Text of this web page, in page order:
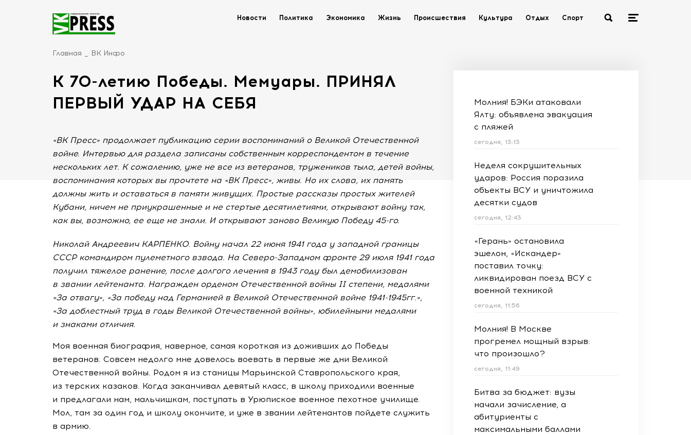
Новости Политика Экономика Жизнь Происшествия Культура Отдых Спорт
Главная ВК Инфо
К 70-летию Победы. Мемуары. ПРИНЯЛ
ПЕРВЫЙ УДАР НА СЕБЯ
«ВК Пресс» продолжает публикацию серии воспоминаний о Великой Отечественной
войне. Интервью для раздела записаны собственным корреспондентом в течение
нескольких лет. К сожалению, уже не все из ветеранов, тружеников тыла, детей войны,
воспоминания которых вы прочтете на «ВК Пресс», живы. Но их слова, их память
должны жить и оставаться в памяти живущих. Простые рассказы простых жителей
Кубани, ничем не приукрашенные и не стертые десятилетиями, открывают войну так,
как вы, возможно, ее еще не знали. И открывают заново Великую Победу 45-го.
Николай Андреевич КАРПЕНКО. Войну начал 22 июня 1941 года у западной границы
СССР командиром пулеметного взвода. На Северо-Западном фронте 29 июля 1941 года
получил тяжелое ранение, после долгого лечения в 1943 году был демобилизован
в звании лейтенанта. Награжден орденом Отечественной войны II степени, медалями
«За отвагу», «За победу над Германией в Великой Отечественной войне 1941-1945гг.»,
«За доблестный труд в годы Великой Отечественной войны», юбилейными медалями
и знаками отличия.
Моя военная биография, наверное, самая короткая из доживших до Победы
ветеранов. Совсем недолго мне довелось воевать в первые же дни Великой
Отечественной войны. Родом я из станицы Марьинской Ставропольского края,
из терских казаков. Когда заканчивал девятый класс, в школу приходили военные
и предлагали нам, мальчишкам, поступать в Урюпиское военное пехотное училище.
Мол, там за один год и школу окончите, и уже в звании лейтенантов пойдете служить
в армию.
Молния! БЭКи атаковали
Ялту: объявлена эвакуация
с пляжей
сегодня, 13:13
Неделя сокрушительных
ударов: Россия поразила
объекты ВСУ и уничтожила
десятки судов
сегодня, 12:43
«Герань» остановила
эшелон, «Искандер»
поставил точку:
ликвидирован поезд ВСУ с
военной техникой
сегодня, 11:56
Молния! В Москве
прогремел мощный взрыв:
что произошло?
сегодня, 11:49
Битва за бюджет: вузы
начали зачисление, а
абитуриенты с
максимальными баллами